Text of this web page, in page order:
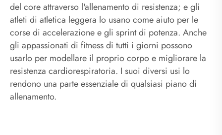
del core attraverso l'allenamento di resistenza; e gli
atleti di atletica leggera lo usano come aiuto per le
corse di accelerazione e gli sprint di potenza. Anche
gli appassionati di fitness di tutti i giorni possono
usarlo per modellare il proprio corpo e migliorare la
resistenza cardiorespiratoria. I suoi diversi usi lo
rendono una parte essenziale di qualsiasi piano di
allenamento.